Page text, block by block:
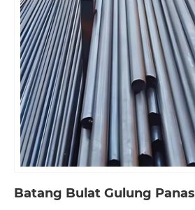
Batang Bulat Gulung Panas